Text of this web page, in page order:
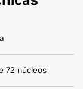
72 núcleos